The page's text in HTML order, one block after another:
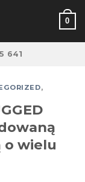
0
641
,
o wielu